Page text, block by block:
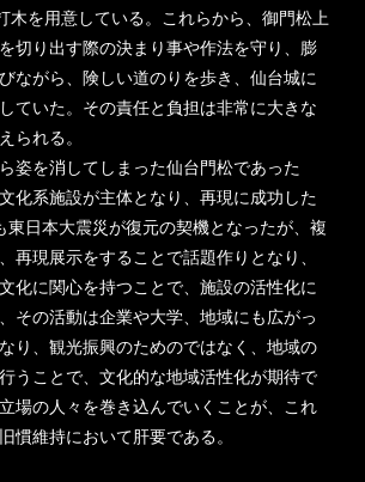
木を用意している。これらから、御門松上
切り出す際の決まり事や作法を守り、膨
ながら、険しい道のりを歩き、仙台城に
ていた。その責任と負担は非常に大きな
られる。
姿を消してしまった仙台門松であった
化系施設が主体となり、再現に成功した
東日本大震災が復元の契機となったが、複
再現展示をすることで話題作りとなり、
化に関心を持つことで、施設の活性化に
その活動は企業や大学、地域にも広がっ
り、観光振興のためのではなく、地域の
うことで、文化的な地域活性化が期待で
場の人々を巻き込んでいくことが、これ
慣維持において肝要である。